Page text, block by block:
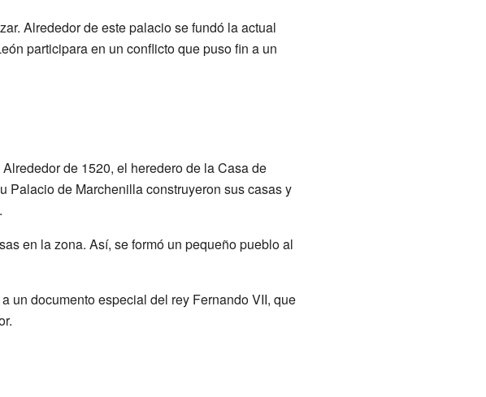
Alrededor de este palacio se fundó la actual
participara en un conflicto que puso fin a un
de 1520, el heredero de la Casa de
Palacio de Marchenilla construyeron sus casas y
en la zona. Así, se formó un pequeño pueblo al
un documento especial del rey Fernando VII, que